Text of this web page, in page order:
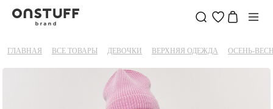
ГЛАВНАЯ ВСЕ ТОВАРЫ ДЕВОЧКИ ВЕРХНЯЯ ОДЕЖДА ОСЕНЬ-